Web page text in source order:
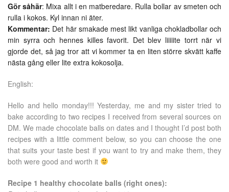
Gör såhär: Mixa allt i en matberedare. Rulla bollar av smeten och
rulla i kokos. Kyl innan ni äter.
Kommentar: Det här smakade mest likt vanliga chokladbollar och
min syrra och hennes killes favorit. Det blev liiiiite torrt när vi
gjorde det, så jag tror att vi kommer ta en liten större skvätt kaffe
nästa gång eller lite extra kokosolja.
English:
Hello and hello monday!!! Yesterday, me and my sister tried to
bake according to two recipes I received from several sources on
DM. We made chocolate balls on dates and I thought I’d post both
recipes with a little comment below, so you can choose the one
that suits your taste best if you want to try and make them, they
both were good and worth it
Recipe 1 healthy chocolate balls (right ones):